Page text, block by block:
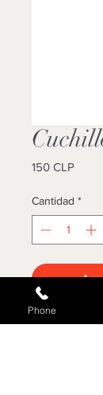
150 CLPPrecio
Cantidad *
Phone